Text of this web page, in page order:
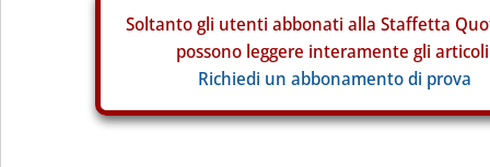
Soltanto gli utenti abbonati alla Staffetta
possono leggere interamente gli
Richiedi un abbonamento di prova